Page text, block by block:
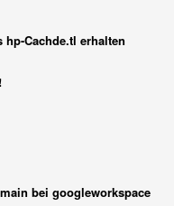
Cachde.tl erhalten
bei googleworkspace